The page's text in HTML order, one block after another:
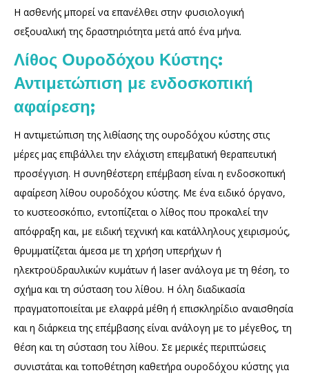
Η ασθενής μπορεί να επανέλθει στην φυσιολογική
σεξουαλική της δραστηριότητα μετά από ένα μήνα.
Λίθος Ουροδόχου Κύστης:
Αντιμετώπιση με ενδοσκοπική
αφαίρεση;
Η αντιμετώπιση της λιθίασης της ουροδόχου κύστης στις
μέρες μας επιβάλλει την ελάχιστη επεμβατική θεραπευτική
προσέγγιση. Η συνηθέστερη επέμβαση είναι η ενδοσκοπική
αφαίρεση λίθου ουροδόχου κύστης. Με ένα ειδικό όργανο,
το κυστεοσκόπιο, εντοπίζεται ο λίθος που προκαλεί την
απόφραξη και, με ειδική τεχνική και κατάλληλους χειρισμούς,
θρυμματίζεται άμεσα με τη χρήση υπερήχων ή
ηλεκτροϋδραυλικών κυμάτων ή laser ανάλογα με τη θέση, το
σχήμα και τη σύσταση του λίθου. Η όλη διαδικασία
πραγματοποιείται με ελαφρά μέθη ή επισκληρίδιο αναισθησία
και η διάρκεια της επέμβασης είναι ανάλογη με το μέγεθος, τη
θέση και τη σύσταση του λίθου. Σε μερικές περιπτώσεις
συνιστάται και τοποθέτηση καθετήρα ουροδόχου κύστης για